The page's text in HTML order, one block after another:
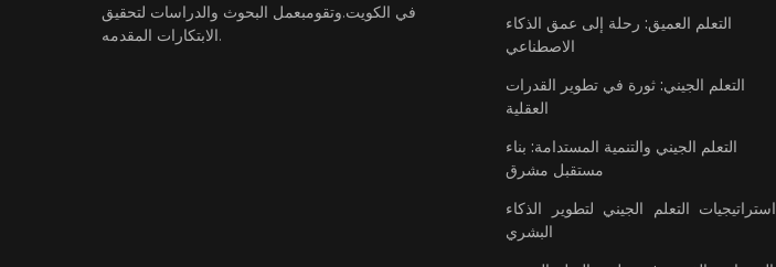
في الكويت.وتقومبعمل البحوث والدراسات لتحقيق
الابتكارات المقدمه.
التعلم العميق: رحلة إلى عمق الذكاء
الاصطناعي
التعلم الجيني: ثورة في تطوير القدرات
العقلية
التعلم الجيني والتنمية المستدامة: بناء
مستقبل مشرق
استراتيجيات التعلم الجيني لتطوير الذكاء
البشري